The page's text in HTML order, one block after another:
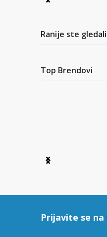
Item
7
Ranije ste gledali
Top Brendovi
Item
Prijavite se